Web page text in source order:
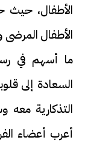
الأطفال،
الأطفال المرضى
ما أسهم في
السعادة إلى
التذكارية
أعرب أعضاء